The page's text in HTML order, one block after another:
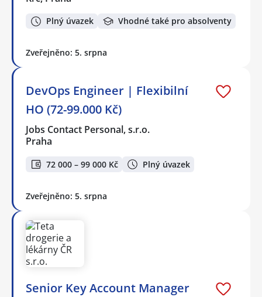
Plný úvazek Vhodné také pro absolventy
Zveřejněno: 5. srpna
DevOps Engineer | Flexibilní
HO (72-99.000 Kč)
Jobs Contact Personal, s.r.o.
Praha
72 000 – 99 000 Kč Plný úvazek
Zveřejněno: 5. srpna
Senior Key Account Manager